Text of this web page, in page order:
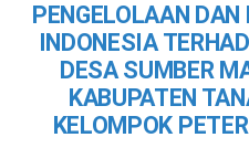
PENGELOLAAN
INDONESIA
DESA SUMBER
KABUPATEN
KELOMPOK